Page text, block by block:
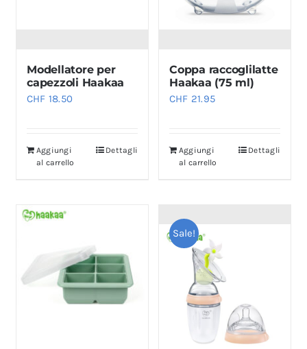
del
prodotto
Modellatore per
capezzoli Haakaa
CHF 18.50
Aggiungi
al carrello
Dettagli
Coppa raccoglilatte
Haakaa (75 ml)
CHF 21.95
Aggiungi
al carrello
Dettagli
Sale!